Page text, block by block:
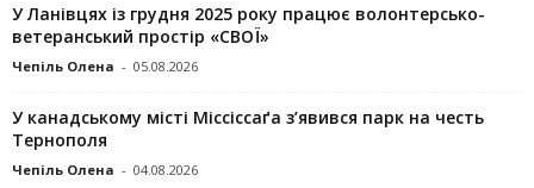
У Ланівцях із грудня 2025 року працює волонтерсько-
ветеранський простір «СВОЇ»
Чепіль Олена - 05.08.2026
У канадському місті Міссіссаґа з’явився парк на честь
Тернополя
Чепіль Олена - 04.08.2026